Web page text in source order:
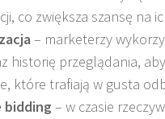
co zwiększa szansę na
– marketerzy
historię przeglądania,
które trafiają w gusta
bidding – w czasie